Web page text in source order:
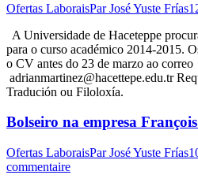
Ofertas LaboraisParJosé Yuste Frías
A Universidade de Haceteppe
para o curso académico 2014-2015.
o CV antes do 23 de marzo ao correo
adrianmartinez@hacettepe.edu.tr
Tradución ou Filoloxía.
Bolseiro na empresa
Ofertas LaboraisParJosé Yuste Frías
commentaire